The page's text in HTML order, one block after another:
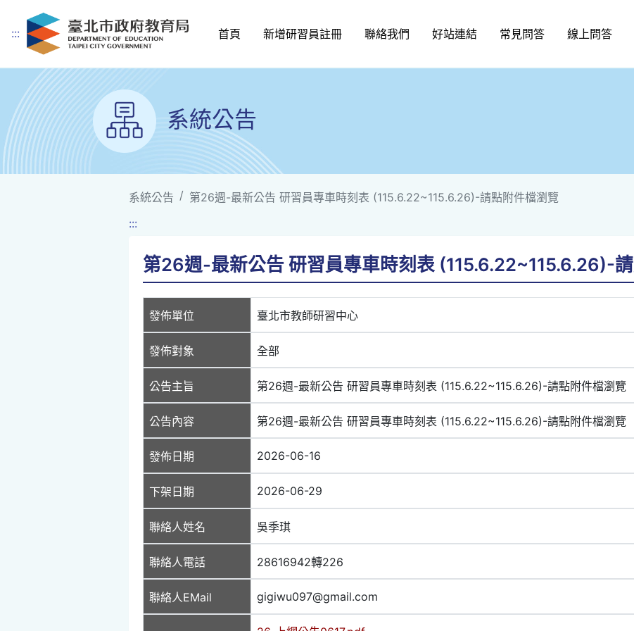
跳到主要內容
::: 首頁 新增研習員註冊 聯絡我們 好站連結 常見問答 線上問答
系統公告
系統公告
第26週-最新公告 研習員專車時刻表 (115.6.22~115.6.26)-請點附件檔瀏覽
:::
第26週-最新公告 研習員專車時刻表 (115.6.22~115.6.26)-
發佈單位 臺北市教師研習中心
發佈對象 全部
公告主旨 第26週-最新公告 研習員專車時刻表 (115.6.22~115.6.26)-請點附件檔瀏覽
公告內容 第26週-最新公告 研習員專車時刻表 (115.6.22~115.6.26)-請點附件檔瀏覽
發佈日期 2026-06-16
下架日期 2026-06-29
聯絡人姓名 吳季琪
聯絡人電話 28616942轉226
聯絡人EMail gigiwu097@gmail.com